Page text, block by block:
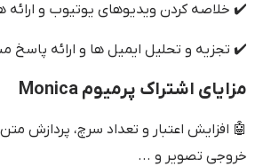
✔️ خلاصه کردن ویدیوهای یوتیوب و ارائه
✔️ تجزیه و تحلیل ایمیل ها و ارائه پاسخ
مزایای اشتراک پرمیوم Monica
🤖 افزایش اعتبار و تعداد سرچ، پردازش
خروجی تصویر و ...